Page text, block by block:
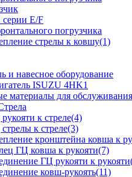
серии E/F
погрузчика
стрелы к ковшу(1)
и навесное оборудование
ISUZU 4HK1
материалы для обслуживания
к стреле(4)
к стреле(3)
кронштейна ковша к
ГЦ ковша к рукояти(7)
ГЦ рукояти к
ковш-рукоять(11)